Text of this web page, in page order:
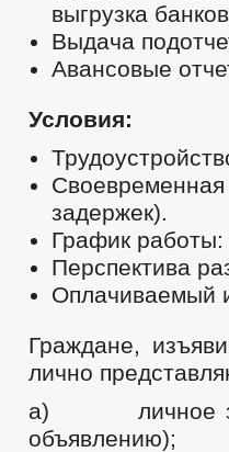
выгрузка
Выдача
Авансовые
Условия:
задержек).
График работы:
Перспектива
Оплачиваемый
Граждане,
лично
а) личное
объявлению);